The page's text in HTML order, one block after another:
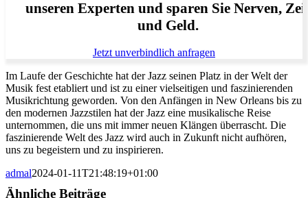
unseren Experten und sparen Sie Nerven,
und Geld.
Jetzt unverbindlich anfragen
Im Laufe der Geschichte hat der Jazz seinen Platz in der Welt der
Musik fest etabliert und ist zu einer vielseitigen und faszinierenden
Musikrichtung geworden. Von den Anfängen in New Orleans bis zu
den modernen Jazzstilen hat der Jazz eine musikalische Reise
unternommen, die uns mit immer neuen Klängen überrascht. Die
faszinierende Welt des Jazz wird auch in Zukunft nicht aufhören,
uns zu begeistern und zu inspirieren.
admal2024-01-11T21:48:19+01:00
Ähnliche Beiträge